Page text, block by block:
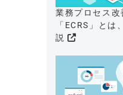
業務プロセス改
「ECRS」と
説